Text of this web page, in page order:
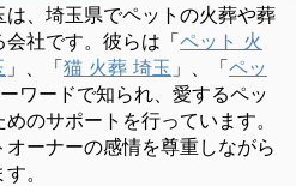
、埼玉県でペットの火葬や葬
社です。彼らは「ペット 火
」、「猫 火葬 埼玉 」、「ペッ
ワードで知られ、愛するペッ
のサポートを行っています。
ーナーの感情を尊重しながら
。